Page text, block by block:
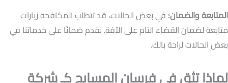
المتابعة والضمان: في بعض الحالات، قد تتطلب المكافحة زيارات
متابعة لضمان القضاء التام على الآفة. نقدم ضمانًا على خدماتنا في
بعض الحالات لراحة بالك.
لماذا تثق في فرسان المسابح كـ شركة